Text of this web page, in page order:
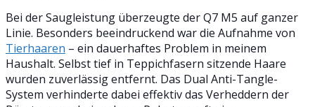
Bei der Saugleistung überzeugte der Q7 M5 auf ganzer
Linie. Besonders beeindruckend war die Aufnahme von
Tierhaaren – ein dauerhaftes Problem in meinem
Haushalt. Selbst tief in Teppichfasern sitzende Haare
wurden zuverlässig entfernt. Das Dual Anti-Tangle-
System verhinderte dabei effektiv das Verheddern der